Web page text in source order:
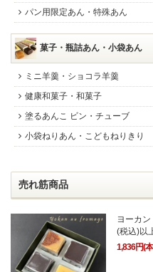
パン用限定あん・特殊あん
菓子・瓶詰あん・小袋あん
ミニ羊羹・ショコラ羊羹
健康和菓子・和菓子
塗るあんこ ビン・チューブ
小袋ねりあん・こどもねりきり
売れ筋商品
ヨーカ
(税込)以
1,836円(